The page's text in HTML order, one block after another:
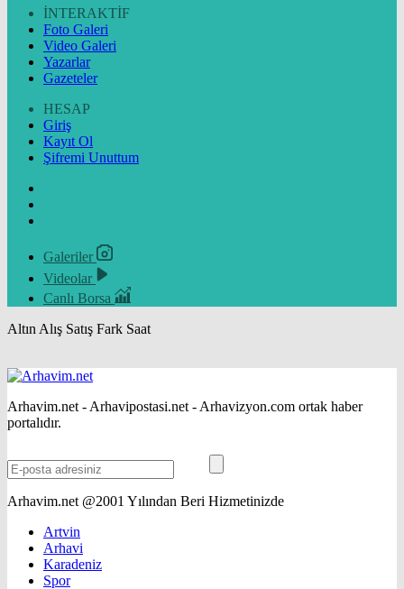
İNTERAKTİF
Foto Galeri
Video Galeri
Yazarlar
Gazeteler
HESAP
Giriş
Kayıt Ol
Şifremi Unuttum
Galeriler
Videolar
Canlı Borsa
Altın Alış Satış Fark Saat
Arhavim.net - Arhavipostasi.net - Arhavizyon.com ortak haber
portalıdır.
Arhavim.net @2001 Yılından Beri Hizmetinizde
Artvin
Arhavi
Karadeniz
Spor